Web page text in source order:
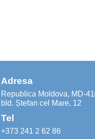
Adresa
Republica Moldova, MD-
bld. Ștefan cel Mare, 12
Tel
+373 241 2 62 86